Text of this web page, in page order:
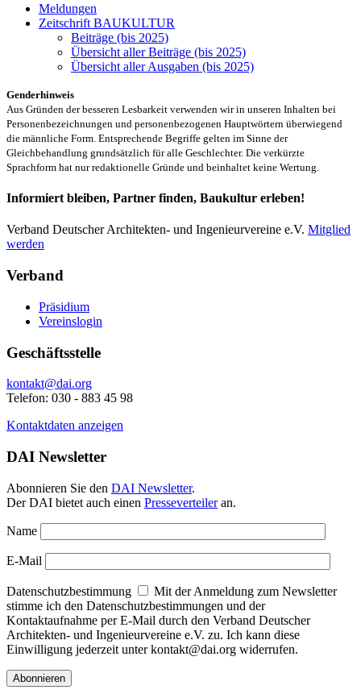
Meldungen
Zeitschrift BAUKULTUR
Beiträge (bis 2025)
Übersicht aller Beiträge (bis 2025)
Übersicht aller Ausgaben (bis 2025)
Genderhinweis
Aus Gründen der besseren Lesbarkeit verwenden wir in unseren Inhalten bei
Personenbezeichnungen und personenbezogenen Hauptwörtern überwiegend
die männliche Form. Entsprechende Begriffe gelten im Sinne der
Gleichbehandlung grundsätzlich für alle Geschlechter. Die verkürzte
Sprachform hat nur redaktionelle Gründe und beinhaltet keine Wertung.
Informiert bleiben, Partner finden, Baukultur erleben!
Verband Deutscher Architekten- und Ingenieurvereine e.V. Mitglied
werden
Verband
Präsidium
Vereinslogin
Geschäftsstelle
kontakt@dai.org
Telefon: 030 - 883 45 98
Kontaktdaten anzeigen
DAI Newsletter
Abonnieren Sie den DAI Newsletter.
Der DAI bietet auch einen Presseverteileran.
Name
E-Mail
Datenschutzbestimmung
Mit der Anmeldung zum Newsletter
stimme ich den Datenschutzbestimmungen und der
Kontaktaufnahme per E-Mail durch den Verband Deutscher
Architekten- und Ingenieurvereine e.V. zu. Ich kann diese
Einwilligung jederzeit unter kontakt@dai.org widerrufen.